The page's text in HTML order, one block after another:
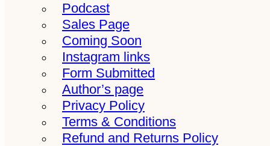
Podcast
Sales Page
Coming Soon
Instagram links
Form Submitted
Author’s page
Privacy Policy
Terms & Conditions
Refund and Returns Policy